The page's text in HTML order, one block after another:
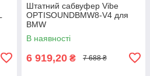
Штатний сабвуфер Vibe
OPTISOUNDBMW8-V4 для
BMW
В наявності
6 919,20 ₴ 7 688 ₴